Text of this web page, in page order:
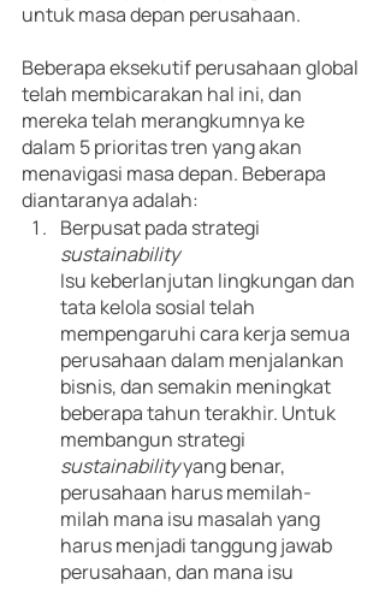
untuk masa depan perusahaan.
Beberapa eksekutif perusahaan global
telah membicarakan hal ini, dan
mereka telah merangkumnya ke
dalam 5 prioritas tren yang akan
menavigasi masa depan. Beberapa
diantaranya adalah:
Berpusat pada strategi
sustainability
Isu keberlanjutan lingkungan dan
tata kelola sosial telah
mempengaruhi cara kerja semua
perusahaan dalam menjalankan
bisnis, dan semakin meningkat
beberapa tahun terakhir. Untuk
membangun strategi
sustainability yang benar,
perusahaan harus memilah-
milah mana isu masalah yang
harus menjadi tanggung jawab
perusahaan, dan mana isu